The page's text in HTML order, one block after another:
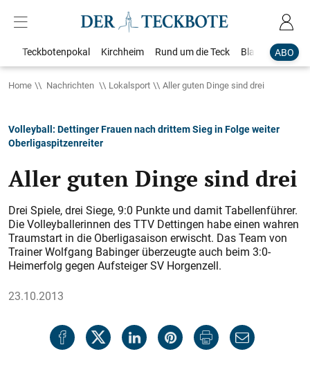
ABO
Teckbotenpokal Kirchheim Rund um die Teck Blaulicht
Home Nachrichten Lokalsport Aller guten Dinge sind drei
Volleyball: Dettinger Frauen nach drittem Sieg in Folge weiter
Oberligaspitzenreiter
Aller guten Dinge sind drei
Drei Spiele, drei Siege, 9:0 Punkte und damit Tabellenführer.
Die Volleyballerinnen des TTV Dettingen habe einen wahren
Traumstart in die Oberligasaison erwischt. Das Team von
Trainer Wolfgang Babinger überzeugte auch beim 3:0-
Heimerfolg gegen Aufsteiger SV Horgenzell.
23.10.2013